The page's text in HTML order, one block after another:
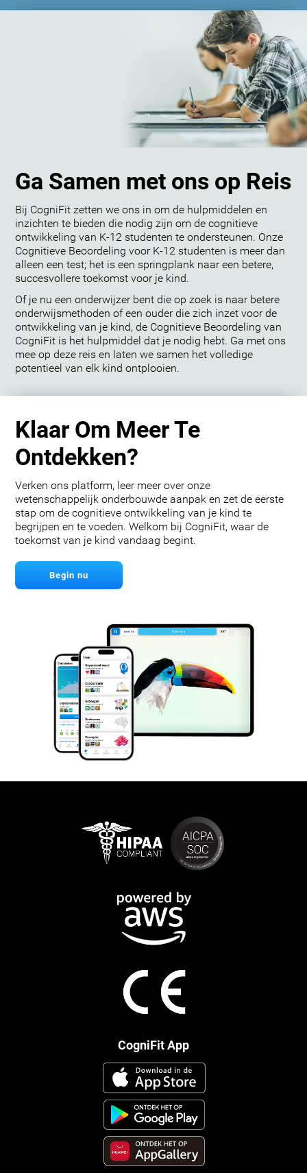
Ga Samen met ons op Reis
Bij CogniFit zetten we ons in om de hulpmiddelen en
inzichten te bieden die nodig zijn om de cognitieve
ontwikkeling van K-12 studenten te ondersteunen. Onze
Cognitieve Beoordeling voor K-12 studenten is meer dan
alleen een test; het is een springplank naar een betere,
succesvollere toekomst voor je kind.
Of je nu een onderwijzer bent die op zoek is naar betere
onderwijsmethoden of een ouder die zich inzet voor de
ontwikkeling van je kind, de Cognitieve Beoordeling van
CogniFit is het hulpmiddel dat je nodig hebt. Ga met ons
mee op deze reis en laten we samen het volledige
potentieel van elk kind ontplooien.
Klaar Om Meer Te
Ontdekken?
Verken ons platform, leer meer over onze
wetenschappelijk onderbouwde aanpak en zet de eerste
stap om de cognitieve ontwikkeling van je kind te
begrijpen en te voeden. Welkom bij CogniFit, waar de
toekomst van je kind vandaag begint.
Begin nu
CogniFit App